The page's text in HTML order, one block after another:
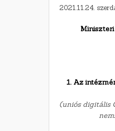
2021.11.24.
1. Az
(uniós digitális